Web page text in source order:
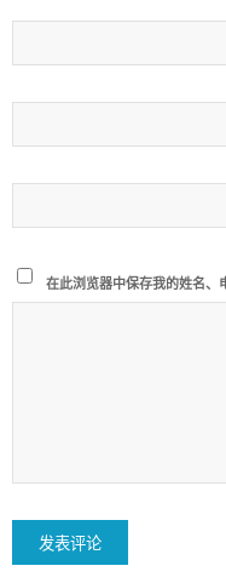
在此浏览器中保存我的姓名、